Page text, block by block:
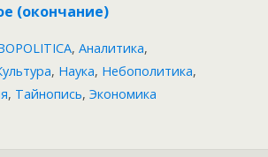
(окончание)
, Аналитика,
, Наука, Небополитика,
, Тайнопись, Экономика